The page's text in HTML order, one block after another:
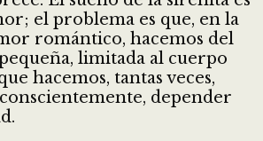
el problema es que, en la
romántico, hacemos del
limitada al cuerpo
hacemos, tantas veces,
depender